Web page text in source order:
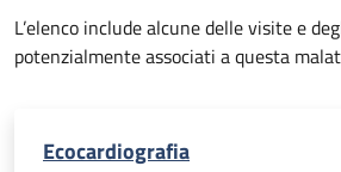
L’elenco include alcune delle visite e
potenzialmente associati a questa
Ecocardiografia